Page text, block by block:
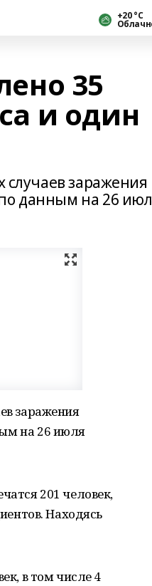
+20 °С
35
и один
случаев заражения
данным на 26
заражения
на 26 июля
201 человек,
Находясь
в том числе 4